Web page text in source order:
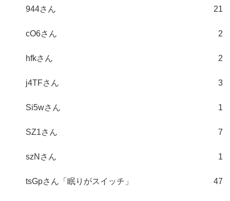
944さん 21
cO6さん 2
hfkさん 2
j4TFさん 3
Si5wさん 1
SZ1さん 7
szNさん 1
tsGpさん「眠りがスイッチ」 47